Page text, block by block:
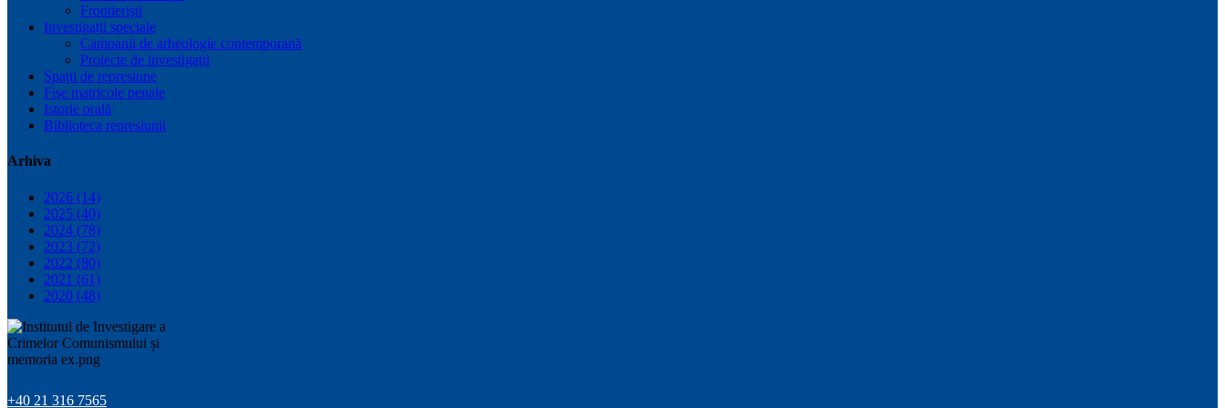
Frontieriști
Investigații speciale
Campanii de arheologie contemporană
Proiecte de investigaţii
Spații de represiune
Fișe matricole penale
Istorie orală
Biblioteca represiunii
Arhiva
2026 (14)
2025 (40)
2024 (78)
2023 (72)
2022 (80)
2021 (61)
2020 (48)
+40 21 316 7565